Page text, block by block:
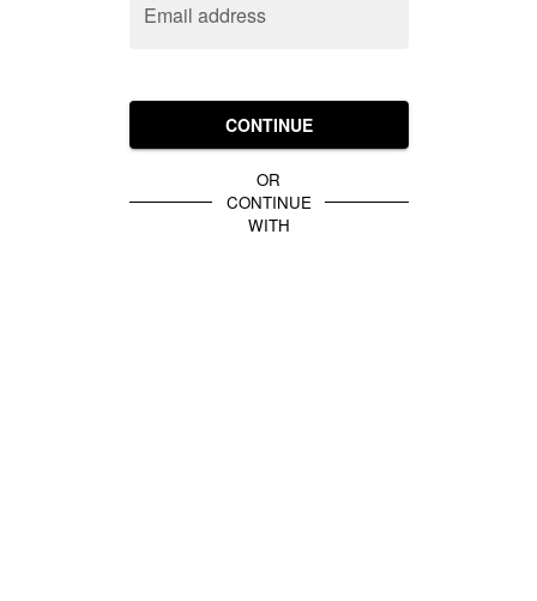
Email address
CONTINUE
OR
CONTINUE
WITH